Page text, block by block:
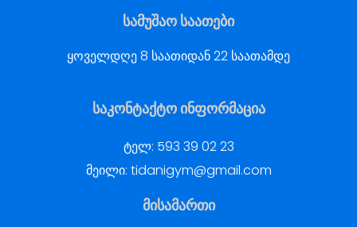
სამუშაო საათები
ყოველდღე 8 საათიდან 22 საათამდე
საკონტაქტო ინფორმაცია
ტელ: 593 39 02 23
მეილი: tidanigym@gmail.com
მისამართი